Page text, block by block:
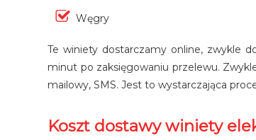
Węgry
Te winiety dostarczamy online, zwykle
minut po zaksięgowaniu przelewu.
mailowy, SMS. Jest to wystarczająca
Koszt dostawy winiety